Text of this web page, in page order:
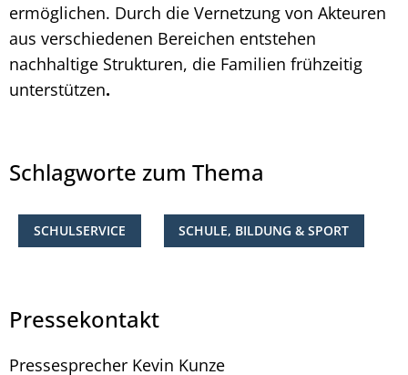
ermöglichen. Durch die Vernetzung von Akteuren
aus verschiedenen Bereichen entstehen
nachhaltige Strukturen, die Familien frühzeitig
unterstützen.
Schlagworte zum Thema
SCHULSERVICE SCHULE, BILDUNG & SPORT
Pressekontakt
Pressesprecher Kevin Kunze